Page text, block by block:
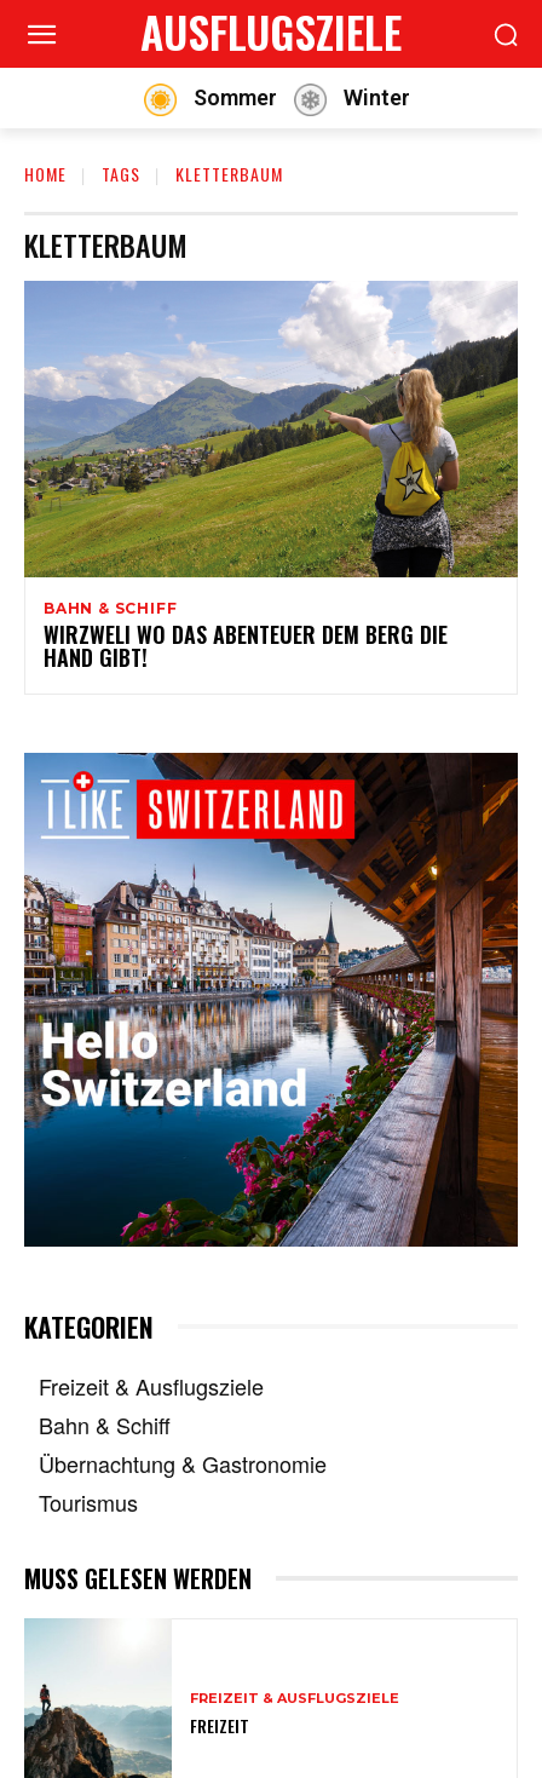
AUSFLUGSZIELE
Sommer Winter
HOME TAGS KLETTERBAUM
KLETTERBAUM
BAHN & SCHIFF
WIRZWELI WO DAS ABENTEUER DEM BERG DIE
HAND GIBT!
KATEGORIEN
Freizeit & Ausflugsziele
Bahn & Schiff
Übernachtung & Gastronomie
Tourismus
MUSS GELESEN WERDEN
FREIZEIT & AUSFLUGSZIELE
FREIZEIT